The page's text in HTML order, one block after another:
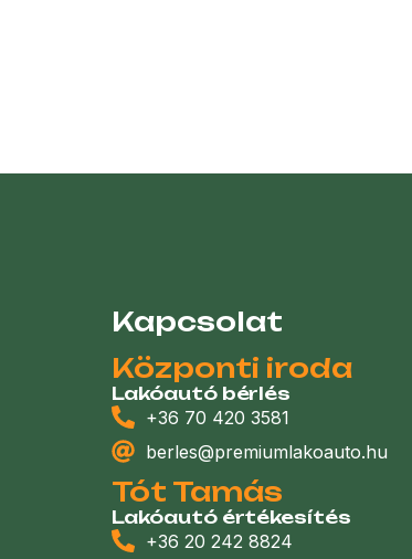
Kapcsolat
Központi iroda
Lakóautó bérlés
+36 70 420 3581
berles@premiumlakoauto.hu
Tót Tamás
Lakóautó értékesítés
+36 20 242 8824